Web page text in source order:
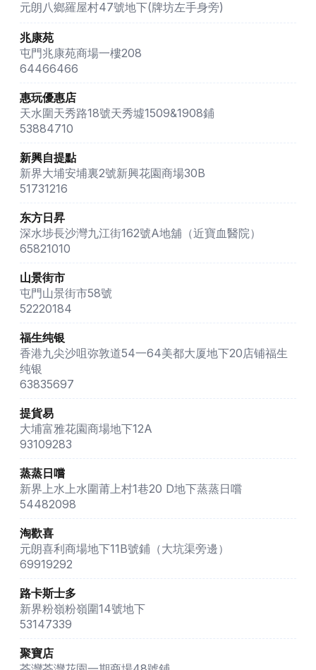
元朗八鄉羅屋村47號地下(牌坊左手身旁)
兆康苑
屯門兆康苑商場一樓208
64466466
惠玩優惠店
天水圍天秀路18號天秀墟1509&1908鋪
53884710
新興自提點
新界大埔安埔裏2號新興花園商場30B
51731216
东方日昇
深水埗長沙灣九江街162號A地舖（近寶血醫院）
65821010
山景街市
屯門山景街市58號
52220184
福生纯银
香港九尖沙咀弥敦道54一64美都大厦地下20店铺福生
纯银
63835697
提貨易
大埔富雅花園商場地下12A
93109283
蒸蒸日嚐
新界上水上水圍莆上村1巷20 D地下蒸蒸日嚐
54482098
淘歡喜
元朗喜利商場地下11B號鋪（大坑渠旁邊）
69919292
路卡斯士多
新界粉嶺粉嶺圍14號地下
53147339
聚寶店